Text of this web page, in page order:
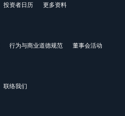
投资者日历 更多资料
行为与商业道德规范 董事会活动
联络我们